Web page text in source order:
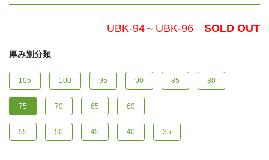
UBK-94～UBK-96 SOLD OUT
厚み別分類
105 100 95 90 85 80
75 70 65 60
55 50 45 40 35